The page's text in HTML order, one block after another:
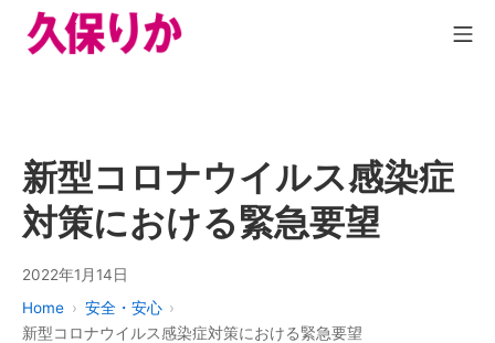
新型コロナウイルス感染症
対策における緊急要望
2022年1月14日
Home
安全・安心
新型コロナウイルス感染症対策における緊急要望